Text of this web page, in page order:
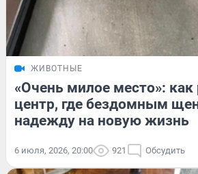
ЖИВОТНЫЕ
«Очень милое место»: как
центр, где бездомным
надежду на новую жизнь
6 июля, 2026, 20:00 921 Обсудить